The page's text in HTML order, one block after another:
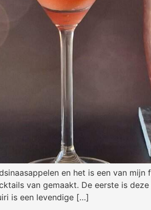
en het is een van
van gemaakt. De eerste is
is een levendige […]